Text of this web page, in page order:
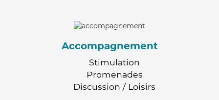
Accompagnement
Stimulation
Promenades
Discussion / Loisirs